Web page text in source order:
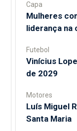
Capa
Mulheres
liderança na
Futebol
Vinícius
de 2029
Motores
Luís Miguel
Santa Maria